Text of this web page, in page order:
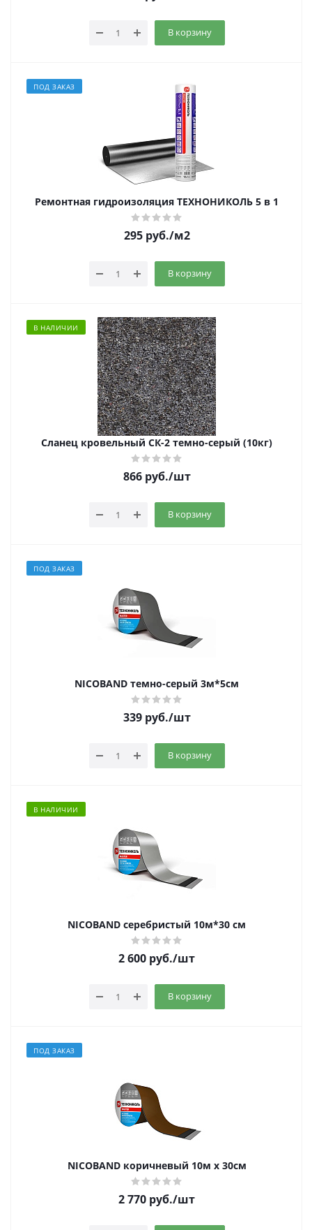
В корзину
ПОД ЗАКАЗ
Ремонтная гидроизоляция ТЕХНОНИКОЛЬ 5 в 1
295руб./м2
В корзину
В НАЛИЧИИ
Сланец кровельный СК-2 темно-серый (10кг)
866руб./шт
В корзину
ПОД ЗАКАЗ
NICOBAND темно-серый 3м*5см
339руб./шт
В корзину
В НАЛИЧИИ
NICOBAND серебристый 10м*30 см
2 600 руб./шт
В корзину
ПОД ЗАКАЗ
NICOBAND коричневый 10м х 30см
2 770 руб./шт